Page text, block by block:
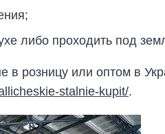
либо проходить под
в розницу или оптом в
stalnie-kupit/.